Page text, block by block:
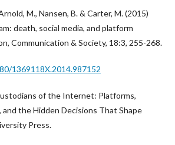
M., Nansen, B. & Carter, M. (2015)
death, social media, and platform
Communication & Society, 18:3, 255-268.
1369118X.2014.987152
of the Internet: Platforms,
the Hidden Decisions That Shape
Press.